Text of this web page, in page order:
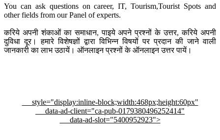
You can ask questions on career, IT, Tourism,Tourist Spots and
other fields from our Panel of experts.
करिये अपनी शंकाओं का समाधान, पाइये अपने प्रश्नों के उत्तर, करिये अपनी
दुविधा दूर। हमारे विशेषज्ञों द्वारा विभिन्न विषयों पर प्रदान की जाने वाली
जानकारी का लाभ उठायें। ऑनलाइन प्रश्नों के ऑनलाइन उत्तर पायें।
style="display:inline-block;width:468px;height:60px"
data-ad-client="ca-pub-0179380496252414"
data-ad-slot="5400952923">